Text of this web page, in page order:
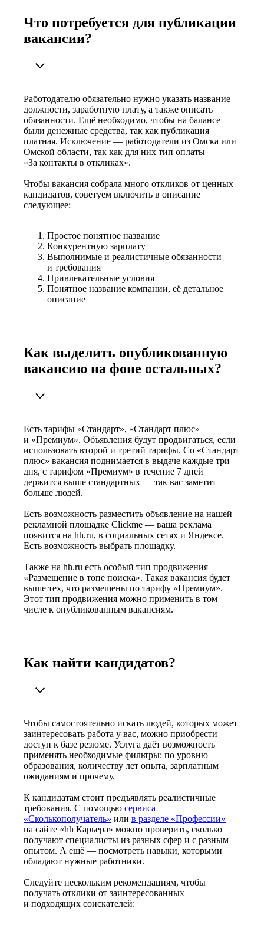
Что потребуется для публикации
вакансии?
Работодателю обязательно нужно указать название
должности, заработную плату, а также описать
обязанности. Ещё необходимо, чтобы на балансе
были денежные средства, так как публикация
платная. Исключение — работодатели из Омска или
Омской области, так как для них тип оплаты
«За контакты в откликах».
Чтобы вакансия собрала много откликов от ценных
кандидатов, советуем включить в описание
следующее:
Простое понятное название
Конкурентную зарплату
Выполнимые и реалистичные обязанности
и требования
Привлекательные условия
Понятное название компании, её детальное
описание
Как выделить опубликованную
вакансию на фоне остальных?
Есть тарифы «Стандарт», «Стандарт плюс»
и «Премиум». Объявления будут продвигаться, если
использовать второй и третий тарифы. Со «Стандарт
плюс» вакансия поднимается в выдаче каждые три
дня, с тарифом «Премиум» в течение 7 дней
держится выше стандартных — так вас заметит
больше людей.
Есть возможность разместить объявление на нашей
рекламной площадке Clickme — ваша реклама
появится на hh.ru, в социальных сетях и Яндексе.
Есть возможность выбрать площадку.
Также на hh.ru есть особый тип продвижения —
«Размещение в топе поиска». Такая вакансия будет
выше тех, что размещены по тарифу «Премиум».
Этот тип продвижения можно применить в том
числе к опубликованным вакансиям.
Как найти кандидатов?
Чтобы самостоятельно искать людей, которых может
заинтересовать работа у вас, можно приобрести
доступ к базе резюме. Услуга даёт возможность
применять необходимые фильтры: по уровню
образования, количеству лет опыта, зарплатным
ожиданиям и прочему.
К кандидатам стоит предъявлять реалистичные
требования. С помощью сервиса
«Сколькополучатель» или в разделе «Профессии»
на сайте «hh Карьера» можно проверить, сколько
получают специалисты из разных сфер и с разным
опытом. А ещё — посмотреть навыки, которыми
обладают нужные работники.
Следуйте нескольким рекомендациям, чтобы
получать отклики от заинтересованных
и подходящих соискателей: